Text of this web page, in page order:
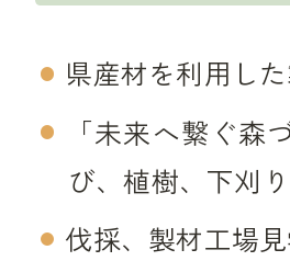
県産材を利用し
「未来へ繋ぐ森
び、植樹、下刈
伐採、製材工場